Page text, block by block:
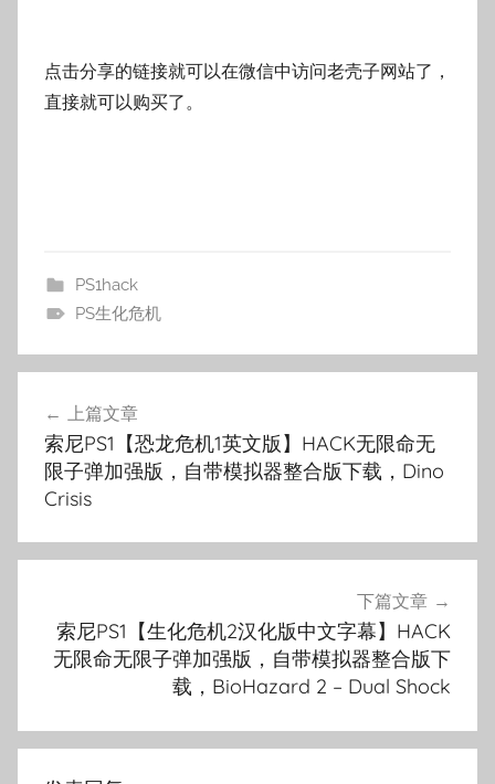
点击分享的链接就可以在微信中访问老壳子网站了，
直接就可以购买了。
PS1hack
PS生化危机
航
上篇文章
索尼PS1【恐龙危机1英文版】HACK无限命无
限子弹加强版，自带模拟器整合版下载，Dino
Crisis
下篇文章
索尼PS1【生化危机2汉化版中文字幕】HACK
无限命无限子弹加强版，自带模拟器整合版下
载，BioHazard 2 – Dual Shock